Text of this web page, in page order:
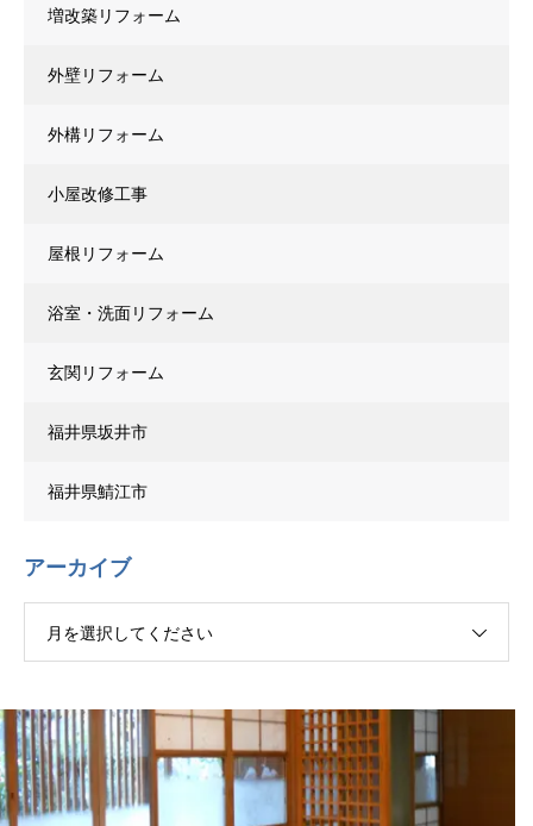
増改築リフォーム
外壁リフォーム
外構リフォーム
小屋改修工事
屋根リフォーム
浴室・洗面リフォーム
玄関リフォーム
福井県坂井市
福井県鯖江市
アーカイブ
月を選択してください